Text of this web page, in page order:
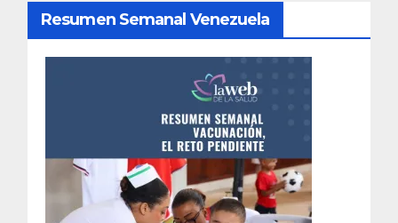
Resumen Semanal Venezuela